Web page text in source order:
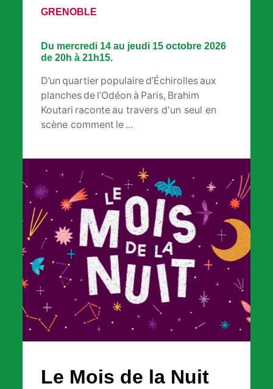
GRENOBLE
Du mercredi 14 au jeudi 15 octobre 2026
de 20h à 21h15.
D’un quartier populaire d’Échirolles aux
planches de l’Odéon à Paris, Brahim
Koutari raconte au travers d'un seul en
scène comment le ...
Le Mois de la Nuit